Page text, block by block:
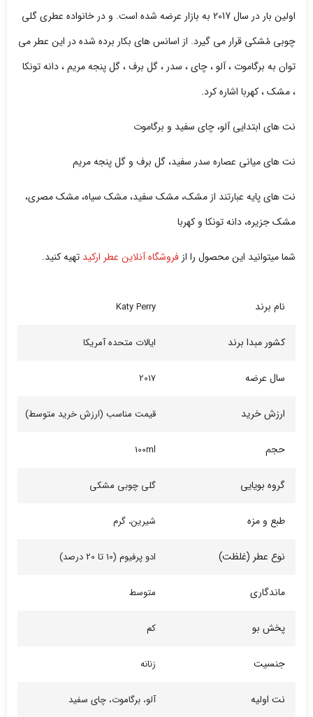
اولین بار در سال 2017 به بازار عرضه شده است. و در خانواده عطری گلی
چوبی مُشکی قرار می گیرد. از اسانس های بکار برده شده در این عطر می
توان به برگاموت ، آلو ، چای ، سدر ، گل برف ، گل پنجه مریم ، دانه تونکا
، مشک ، کهربا اشاره کرد.
نت های ابتدایی آلو، چای سفید و برگاموت
نت های میانی عصاره سدر سفید، گل برف و گل پنجه مریم
نت های پایه عبارتند از مشک، مشک سفید، مشک سیاه، مشک مصری،
مشک جزیره، دانه تونکا و کهربا
شما میتوانید این محصول را از فروشگاه آنلاین عطر ارکید تهیه کنید.
نام برند Katy Perry
کشور مبدا برند ایالات متحده آمریکا
سال عرضه 2017
ارزش خرید قیمت مناسب (ارزش خرید متوسط)
حجم 100ml
گروه بویایی گلی چوبی مشکی
طبع و مزه شیرین، گرم
نوع عطر (غلظت) ادو پرفیوم (10 تا 20 درصد)
ماندگاری متوسط
پخش بو کم
جنسیت زنانه
نت اولیه آلو، برگاموت، چای سفید